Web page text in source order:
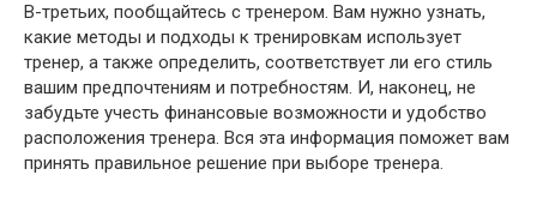
В-третьих, пообщайтесь с тренером. Вам нужно узнать,
какие методы и подходы к тренировкам использует
тренер, а также определить, соответствует ли его стиль
вашим предпочтениям и потребностям. И, наконец, не
забудьте учесть финансовые возможности и удобство
расположения тренера. Вся эта информация поможет вам
принять правильное решение при выборе тренера.